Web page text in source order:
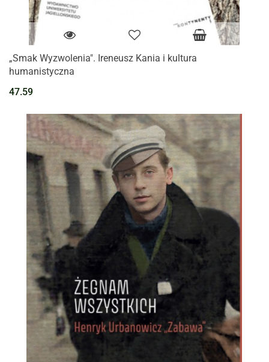
„Smak Wyzwolenia". Ireneusz Kania i kultura
humanistyczna
47.59